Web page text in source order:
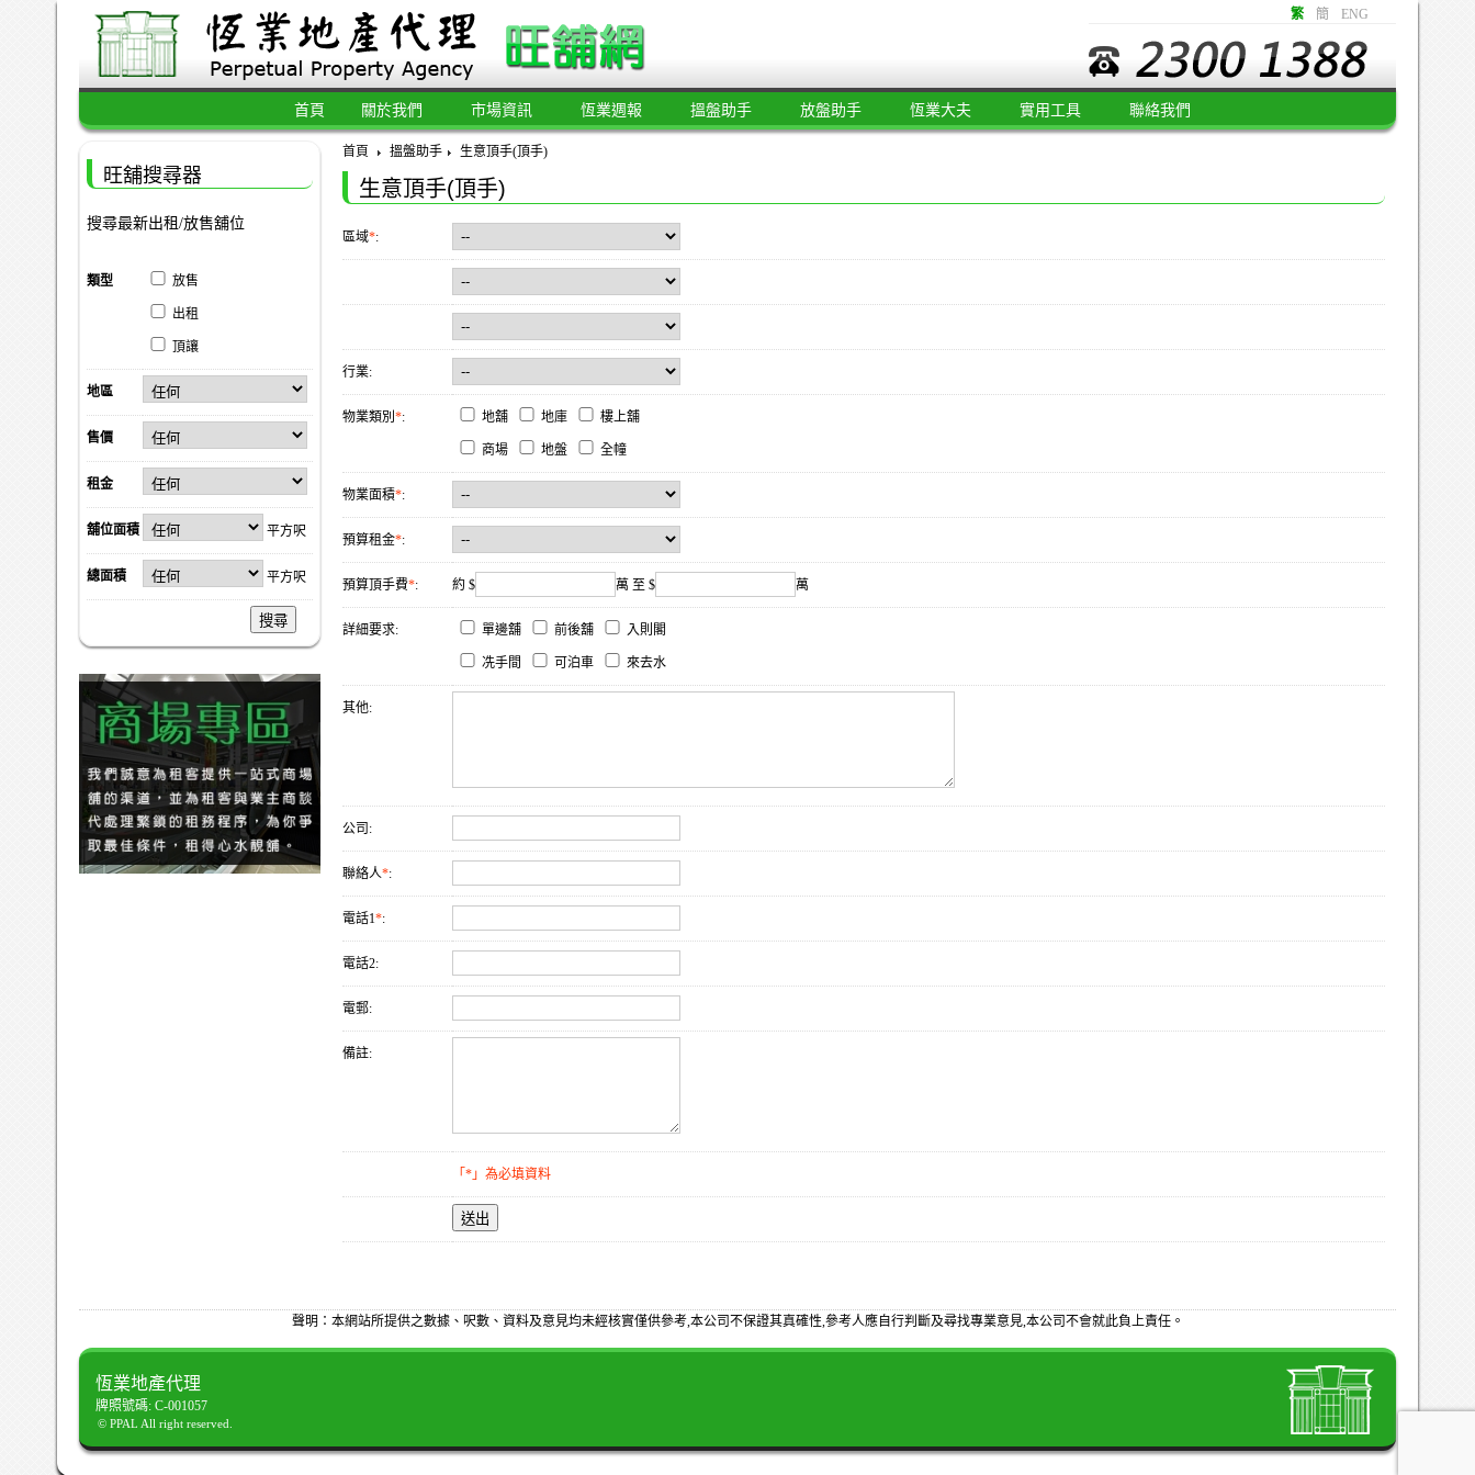
繁 簡 ENG
首頁 關於我們 市場資訊 恆業週報 搵盤助手 放盤助手 恆業大夫 實用工具 聯絡我們
首頁 搵盤助手 生意頂手(頂手)
生意頂手(頂手)
區域*:
行業:
物業類別 *: 地舖 地庫 樓上舖
商場 地盤 全幢
物業面積*:
預算租金*:
預算頂手費*: 約 $ 萬 至 $ 萬
詳細要求: 單邊舖 前後舖 入則閣
冼手間 可泊車 來去水
其他:
公司:
聯絡人*:
電話1*:
電話2:
電郵:
備註:
「*」為必填資料
送出
旺舖搜尋器
搜尋最新出租/放售舖位
類型 放售
出租
頂讓
地區
售價
租金
舖位面積 平方呎
總面積 平方呎
搜尋
聲明：本網站所提供之數據、呎數、資料及意見均未經核實僅供參考,本公司不保證其真確性,參考人應自行判斷及尋找專業意見,本公司不會就此負上責任。
恆業地產代理
牌照號碼: C-001057
© PPAL All right reserved.